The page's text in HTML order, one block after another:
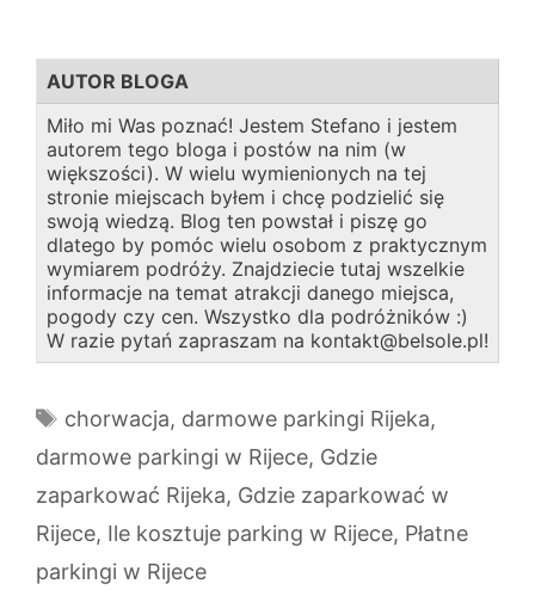
AUTOR BLOGA
Miło mi Was poznać! Jestem Stefano i jestem
autorem tego bloga i postów na nim (w
większości). W wielu wymienionych na tej
stronie miejscach byłem i chcę podzielić się
swoją wiedzą. Blog ten powstał i piszę go
dlatego by pomóc wielu osobom z praktycznym
wymiarem podróży. Znajdziecie tutaj wszelkie
informacje na temat atrakcji danego miejsca,
pogody czy cen. Wszystko dla podróżników :)
W razie pytań zapraszam na kontakt@belsole.pl!
Tagi
chorwacja, darmowe parkingi Rijeka,
darmowe parkingi w Rijece, Gdzie
zaparkować Rijeka, Gdzie zaparkować w
Rijece, Ile kosztuje parking w Rijece, Płatne
parkingi w Rijece